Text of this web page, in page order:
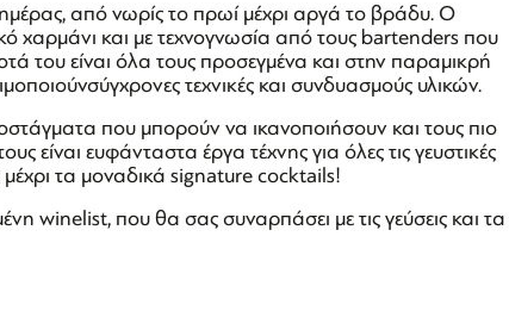
ημέρας, από νωρίς το πρωί μέχρι αργά το βράδυ. Ο
χαρμάνι και με τεχνογνωσία από τους bartenders που
του είναι όλα τους προσεγμένα και στην παραμικρή
τεχνικές και συνδυασμούς υλικών.
που μπορούν να ικανοποιήσουν και τους πιο
είναι ευφάνταστα έργα τέχνης για όλες τις γευστικές
μέχρι τα μοναδικά signature cocktails!
winelist, που θα σας συναρπάσει με τις γεύσεις και τα